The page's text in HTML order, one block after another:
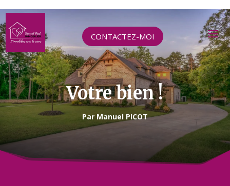
CONTACTEZ-MOI
Votre bien !
Par Manuel PICOT